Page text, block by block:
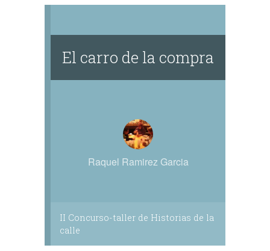
actividad.
El carro de la compra
Raquel Ramirez Garcia
II Concurso-taller de Historias de la
calle